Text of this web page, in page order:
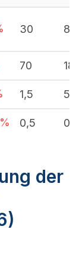
30
70
1,5 5
% 0,5 0,5
der